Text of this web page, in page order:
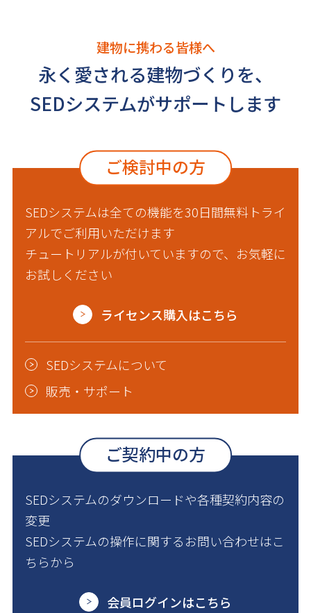
建物に携わる皆様へ
永く愛される建物づくりを、
SEDシステムがサポートします
ご検討中の方
SEDシステムは全ての機能を30日間無料トライ
アルでご利用いただけます
チュートリアルが付いていますので、お気軽に
お試しください
ライセンス購入はこちら
SEDシステムについて
販売・サポート
ご契約中の方
SEDシステムのダウンロードや各種契約内容の
変更
SEDシステムの操作に関するお問い合わせはこ
ちらから
会員ログインはこちら